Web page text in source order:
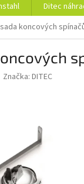
Ditec
koncových
Značka: DITEC